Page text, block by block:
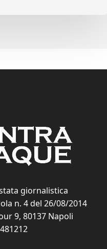
giornalistica
n. 4 del 26/08/2014
9, 80137 Napoli